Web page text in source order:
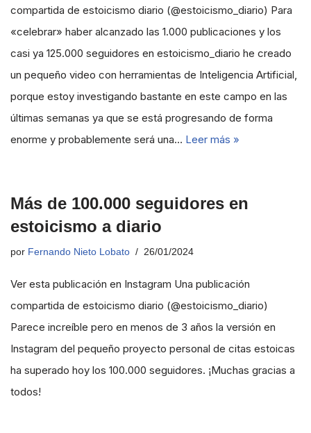
compartida de estoicismo diario (@estoicismo_diario) Para
«celebrar» haber alcanzado las 1.000 publicaciones y los
casi ya 125.000 seguidores en estoicismo_diario he creado
un pequeño video con herramientas de Inteligencia Artificial,
porque estoy investigando bastante en este campo en las
últimas semanas ya que se está progresando de forma
enorme y probablemente será una… Leer más »
Más de 100.000 seguidores en
estoicismo a diario
por Fernando Nieto Lobato 26/01/2024
Ver esta publicación en Instagram Una publicación
compartida de estoicismo diario (@estoicismo_diario)
Parece increíble pero en menos de 3 años la versión en
Instagram del pequeño proyecto personal de citas estoicas
ha superado hoy los 100.000 seguidores. ¡Muchas gracias a
todos!